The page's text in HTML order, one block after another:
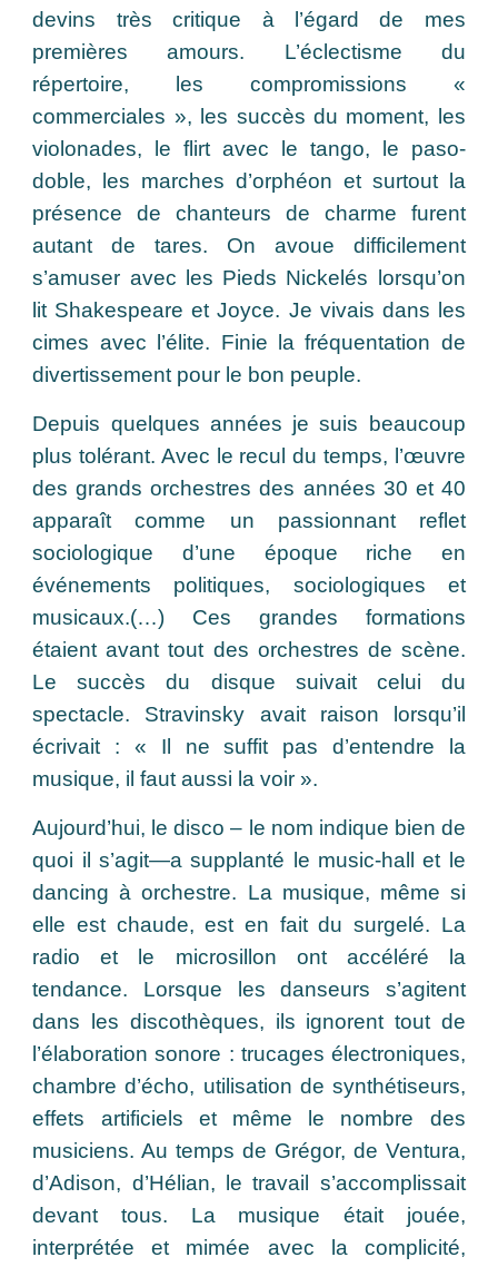
devins très critique à l’égard de mes
premières amours. L’éclectisme du
répertoire, les compromissions «
commerciales », les succès du moment, les
violonades, le flirt avec le tango, le paso-
doble, les marches d’orphéon et surtout la
présence de chanteurs de charme furent
autant de tares. On avoue difficilement
s’amuser avec les Pieds Nickelés lorsqu’on
lit Shakespeare et Joyce. Je vivais dans les
cimes avec l’élite. Finie la fréquentation de
divertissement pour le bon peuple.
Depuis quelques années je suis beaucoup
plus tolérant. Avec le recul du temps, l’œuvre
des grands orchestres des années 30 et 40
apparaît comme un passionnant reflet
sociologique d’une époque riche en
événements politiques, sociologiques et
musicaux.(…) Ces grandes formations
étaient avant tout des orchestres de scène.
Le succès du disque suivait celui du
spectacle. Stravinsky avait raison lorsqu’il
écrivait : « Il ne suffit pas d’entendre la
musique, il faut aussi la voir ».
Aujourd’hui, le disco – le nom indique bien de
quoi il s’agit—a supplanté le music-hall et le
dancing à orchestre. La musique, même si
elle est chaude, est en fait du surgelé. La
radio et le microsillon ont accéléré la
tendance. Lorsque les danseurs s’agitent
dans les discothèques, ils ignorent tout de
l’élaboration sonore : trucages électroniques,
chambre d’écho, utilisation de synthétiseurs,
effets artificiels et même le nombre des
musiciens. Au temps de Grégor, de Ventura,
d’Adison, d’Hélian, le travail s’accomplissait
devant tous. La musique était jouée,
interprétée et mimée avec la complicité,